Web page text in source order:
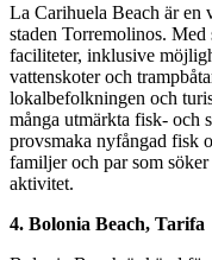
La Carihuela Beach är en
staden Torremolinos. Med
faciliteter, inklusive
vattenskoter och
lokalbefolkningen och
många utmärkta fisk- och
provsmaka nyfångad fisk
familjer och par som
aktivitet.
4. Bolonia Beach, Tarifa